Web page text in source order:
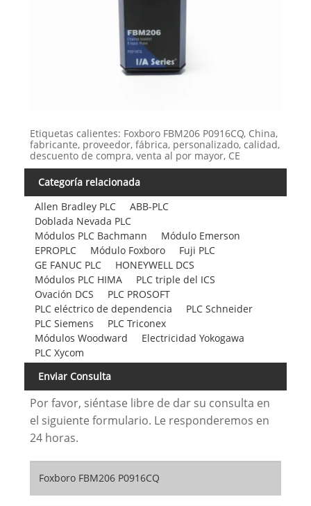
Etiquetas calientes: Foxboro FBM206 P0916CQ, China,
fabricante, proveedor, fábrica, personalizado, calidad,
descuento de compra, venta al por mayor, CE
Categoría relacionada
Allen Bradley PLC
ABB-PLC
Doblada Nevada PLC
Módulos PLC Bachmann
Módulo Emerson
EPROPLC
Módulo Foxboro
Fuji PLC
GE FANUC PLC
HONEYWELL DCS
Módulos PLC HIMA
PLC triple del ICS
Ovación DCS
PLC PROSOFT
PLC eléctrico de dependencia
PLC Schneider
PLC Siemens
PLC Triconex
Módulos Woodward
Electricidad Yokogawa
PLC Xycom
Enviar Consulta
Por favor, siéntase libre de dar su consulta en
el siguiente formulario. Le responderemos en
24 horas.